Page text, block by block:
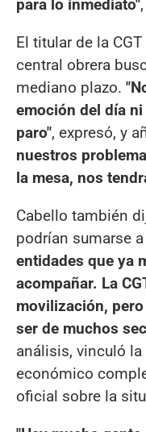
para lo inmediato"
El titular de la
central obrera
mediano plazo.
emoción del día
paro", expresó, y
nuestros
la mesa, nos
Cabello también
podrían sumarse
entidades que ya
acompañar. La
movilización,
ser de muchos
análisis, vinculó
económico
oficial sobre la